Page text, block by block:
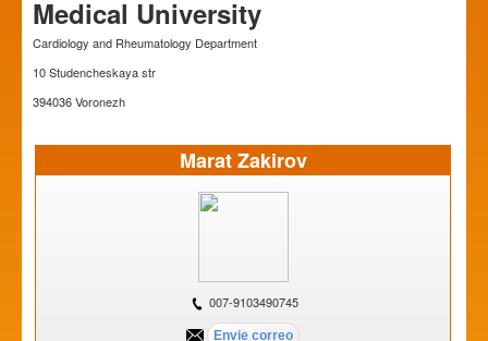
Medical University
Cardiology and Rheumatology Department
10 Studencheskaya str
394036 Voronezh
Marat Zakirov
007-9103490745